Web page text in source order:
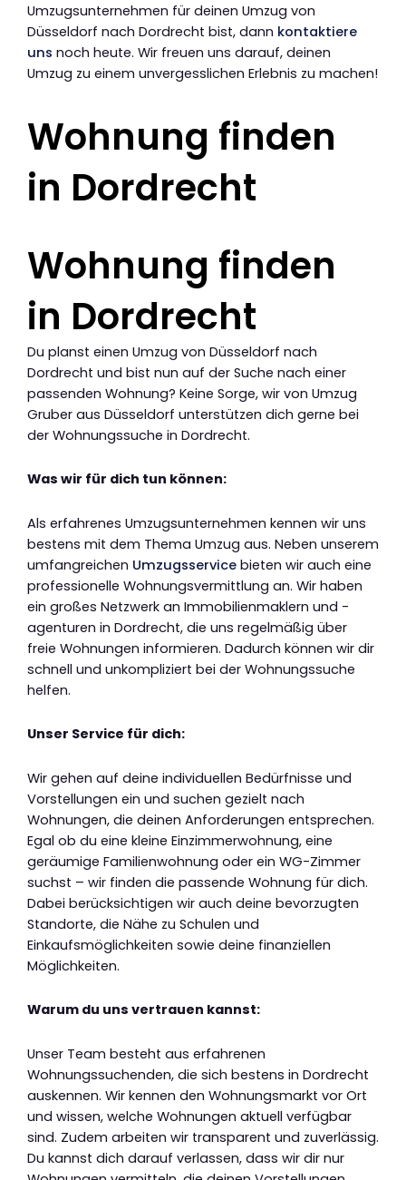
Umzugsunternehmen für deinen Umzug von
Düsseldorf nach Dordrecht bist, dann kontaktiere
uns noch heute. Wir freuen uns darauf, deinen
Umzug zu einem unvergesslichen Erlebnis zu machen!
Wohnung finden
in Dordrecht
Wohnung finden
in Dordrecht
Du planst einen Umzug von Düsseldorf nach
Dordrecht und bist nun auf der Suche nach einer
passenden Wohnung? Keine Sorge, wir von Umzug
Gruber aus Düsseldorf unterstützen dich gerne bei
der Wohnungssuche in Dordrecht.
Was wir für dich tun können:
Als erfahrenes Umzugsunternehmen kennen wir uns
bestens mit dem Thema Umzug aus. Neben unserem
umfangreichen Umzugsservice bieten wir auch eine
professionelle Wohnungsvermittlung an. Wir haben
ein großes Netzwerk an Immobilienmaklern und -
agenturen in Dordrecht, die uns regelmäßig über
freie Wohnungen informieren. Dadurch können wir dir
schnell und unkompliziert bei der Wohnungssuche
helfen.
Unser Service für dich:
Wir gehen auf deine individuellen Bedürfnisse und
Vorstellungen ein und suchen gezielt nach
Wohnungen, die deinen Anforderungen entsprechen.
Egal ob du eine kleine Einzimmerwohnung, eine
geräumige Familienwohnung oder ein WG-Zimmer
suchst – wir finden die passende Wohnung für dich.
Dabei berücksichtigen wir auch deine bevorzugten
Standorte, die Nähe zu Schulen und
Einkaufsmöglichkeiten sowie deine finanziellen
Möglichkeiten.
Warum du uns vertrauen kannst:
Unser Team besteht aus erfahrenen
Wohnungssuchenden, die sich bestens in Dordrecht
auskennen. Wir kennen den Wohnungsmarkt vor Ort
und wissen, welche Wohnungen aktuell verfügbar
sind. Zudem arbeiten wir transparent und zuverlässig.
Du kannst dich darauf verlassen, dass wir dir nur